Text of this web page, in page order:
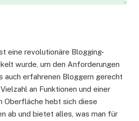
eine revolutionäre Blogging-
wurde, um den Anforderungen
auch erfahrenen Bloggern gerecht
an Funktionen und einer
Oberfläche hebt sich diese
ab und bietet alles, was man für